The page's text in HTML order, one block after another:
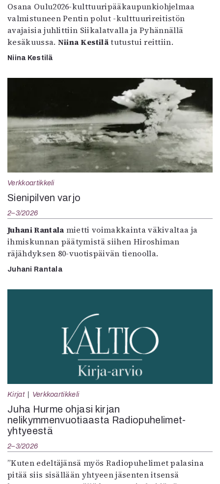
Osana Oulu2026-kulttuuripääkaupunkiohjelmaa
valmistuneen Pentin polut -kulttuurireitistön
avajaisia juhlittiin Siikalatvalla ja Pyhännällä
kesäkuussa. Niina Kestilätutustui reittiin.
Niina Kestilä
Verkkoartikkeli
Sienipilven varjo
2–3/2026
Juhani Rantala mietti voimakkainta väkivaltaa ja
ihmiskunnan päätymistä siihen Hiroshiman
räjähdyksen 80-vuotispäivän tienoolla.
Juhani Rantala
Kirjat Verkkoartikkeli
Juha Hurme ohjasi kirjan
nelikymmenvuotiaasta Radiopuhelimet-
yhtyeestä
2–3/2026
”Kuten edeltäjänsä myös Radiopuhelimet palasina
pitää siis sisällään yhtyeen jäsenten itsensä